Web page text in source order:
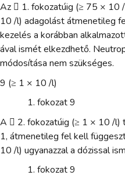
Az  1. fokozatúig (≥ 75 × 10
10 /l) adagolást átmenetileg
kezelés a korábban
ával ismét elkezdhető.
módosítása nem szükséges.
9 (≥ 1 × 10 /l)
fokozat 9
A  2. fokozatúig (≥ 1 × 10 /l)
1, átmenetileg fel kell
10 /l) ugyanazzal a dózissal
fokozat 9